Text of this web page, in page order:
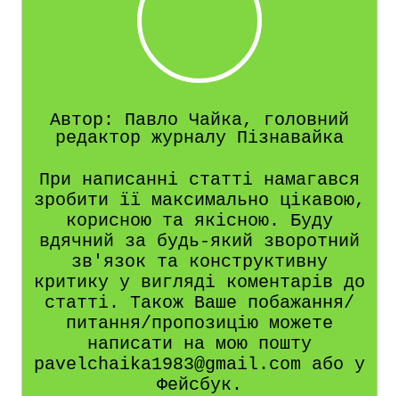
Автор: Павло Чайка, головний
редактор журналу Пізнавайка
При написанні статті намагався
зробити її максимально цікавою,
корисною та якісною. Буду
вдячний за будь-який зворотний
зв'язок та конструктивну
критику у вигляді коментарів до
статті. Також Ваше побажання/
питання/пропозицію можете
написати на мою пошту
pavelchaika1983@gmail.com або у
Фейсбук.